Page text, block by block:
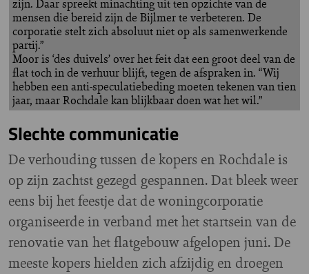
zijn. Daar spreekt minachting uit ten opzichte van de
mensen die bereid zijn de Bijlmer te verbeteren. De
corporatie stelt zich absoluut niet op als samenwerkende
partij.”
Moor is ‘des duivels’ over het feit dat een groot deel van de
flat toch in de verhuur blijft, tegen de afspraken in. “Wij
hebben een anti-speculatiebeding moeten tekenen van tien
jaar, maar Rochdale kan blijkbaar doen wat het wil.”
Slechte communicatie
De verhouding tussen de kopers en Rochdale is
op zijn zachtst gezegd gespannen. Dat bleek weer
eens bij het feestje dat de woningcorporatie
organiseerde in verband met het startsein van de
renovatie van het flatgebouw afgelopen juni. De
meeste kopers hielden zich afzijdig en droegen